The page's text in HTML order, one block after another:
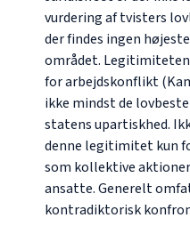
vurdering af tvisters
der findes ingen
området.
for arbejdskonflikt (
ikke mindst de
statens upartiskhed.
denne legitimitet kun
som kollektive
ansatte. Generelt
kontradiktorisk